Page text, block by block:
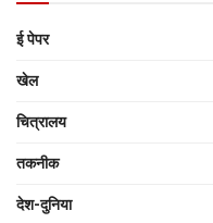
ई पेपर
खेल
चित्रालय
तकनीक
देश-दुनिया